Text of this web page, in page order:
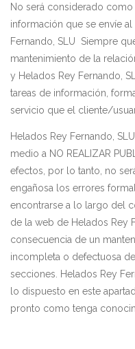
No será considerado
información que se envíe
Fernando, SLU
Siempre
mantenimiento de la
y Helados Rey Fernando,
tareas de información,
servicio que el cliente/
Helados Rey Fernando, SLU
medio a NO REALIZAR
efectos, por lo tanto, no
engañosa los errores
encontrarse a lo largo del
de la web de Helados Rey
consecuencia de un
incompleta o defectuosa
secciones. Helados Rey
lo dispuesto en este
pronto como tenga